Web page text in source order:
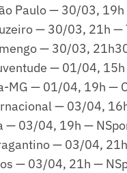
Paulo — 30/03,
— 30/03, 21h —
— 30/03,
— 01/04, 15h
MG — 01/04, 19h —
— 03/04,
— 03/04, 19h —
— 03/04,
— 03/04, 21h —